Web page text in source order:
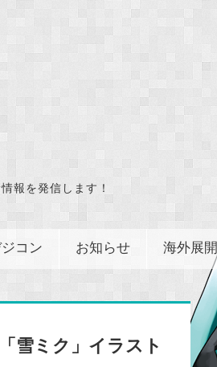
報を発信します！
ジコン お知らせ 海外展開
雪ミク」イラスト